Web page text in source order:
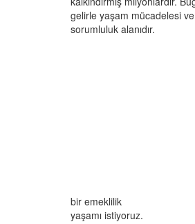
gelirle yaşam mücadelesi
sorumluluk alanıdır.
bir emeklilik
yaşamı istiyoruz.